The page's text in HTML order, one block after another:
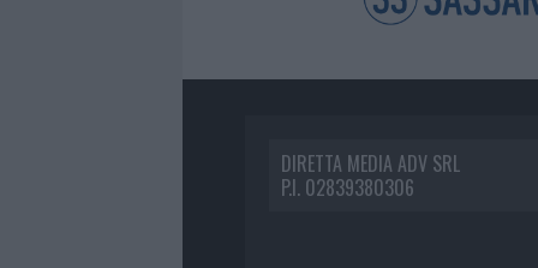
DIRETTA MEDIA ADV SRL
P.I. 02839380306